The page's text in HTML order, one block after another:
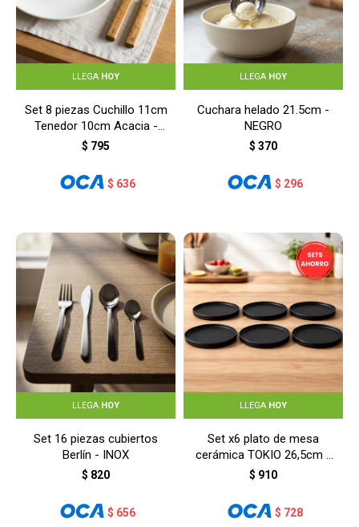
LLEGA HOY
Set 8 piezas Cuchillo 11cm
Tenedor 10cm Acacia -
MADERA
$ 795
$ 636
LLEGA HOY
Cuchara helado 21.5cm -
NEGRO
$ 370
$ 296
LLEGA HOY
Set 16 piezas cubiertos
Berlín - INOX
$ 820
$ 656
LLEGA HOY
Set x6 plato de mesa
cerámica TOKIO 26,5cm -
NEGRO
$ 910
$ 728